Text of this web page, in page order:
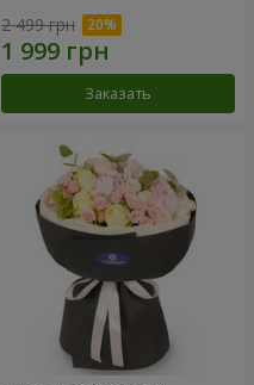
2 499 грн
Заказать